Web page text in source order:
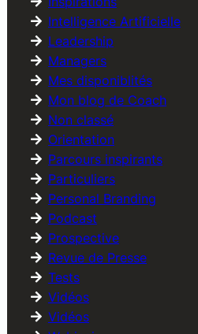
Intelligence Artificielle
Leadership
Managers
Mes disponiblités
Mon blog de Coach
Non classé
Orientation
Parcours inspirants
Particuliers
Personal Branding
Podcast
Prospective
Revue de Presse
Tests
Vidéos
Vidéos